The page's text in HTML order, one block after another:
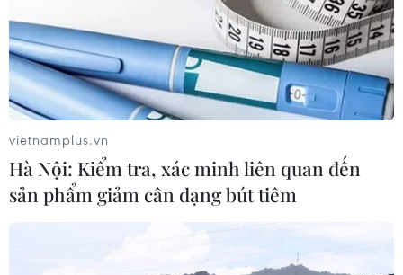
Sở Văn hóa và Thể thao Hà Nội đã treo 4.000 băngrôn
tuyên truyền, cổ động, quảng bá hình ảnh đất nước và
Thủ đô Hà Nội.
vietnamplus.vn
Hà Nội: Kiểm tra, xác minh liên quan đến
sản phẩm giảm cân dạng bút tiêm